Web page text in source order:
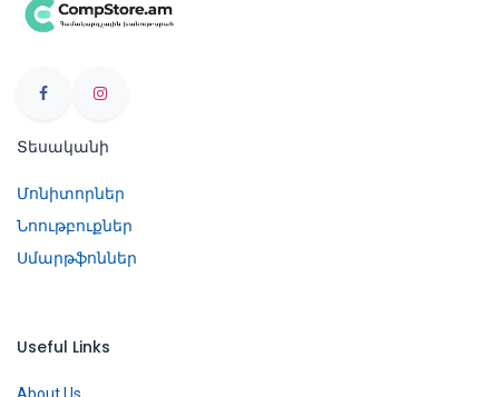
Տեսականի
Մոնիտորներ
Նոութբուքներ
Սմարթֆոններ
Useful Links